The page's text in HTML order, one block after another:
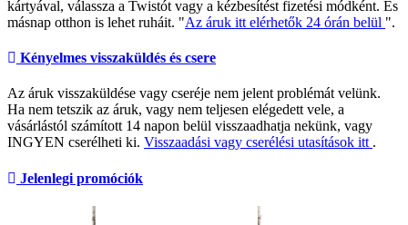
kártyával, válassza a Twistót vagy a kézbesítést fizetési módként. És
másnap otthon is lehet ruháit. "Az áruk itt elérhetők 24 órán belül ".
Kényelmes visszaküldés és csere
Az áruk visszaküldése vagy cseréje nem jelent problémát velünk.
Ha nem tetszik az áruk, vagy nem teljesen elégedett vele, a
vásárlástól számított 14 napon belül visszaadhatja nekünk, vagy
INGYEN cserélheti ki. Visszaadási vagy cserélési utasítások itt .
Jelenlegi promóciók